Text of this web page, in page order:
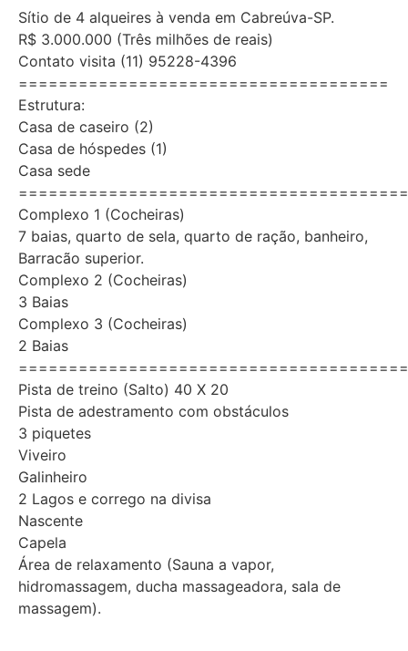
Sítio de 4 alqueires à venda em Cabreúva-SP.
R$ 3.000.000 (Três milhões de reais)
Contato visita (11) 95228-4396
=====================================
Estrutura:
Casa de caseiro (2)
Casa de hóspedes (1)
Casa sede
Complexo 1 (Cocheiras)
7 baias, quarto de sela, quarto de ração, banheiro,
Barracão superior.
Complexo 2 (Cocheiras)
3 Baias
Complexo 3 (Cocheiras)
2 Baias
Pista de treino (Salto) 40 X 20
Pista de adestramento com obstáculos
3 piquetes
Viveiro
Galinheiro
2 Lagos e corrego na divisa
Nascente
Capela
Área de relaxamento (Sauna a vapor,
hidromassagem, ducha massageadora, sala de
massagem).